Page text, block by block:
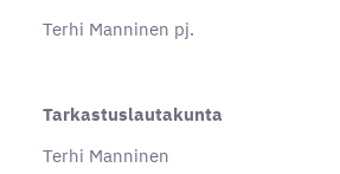
Terhi Manninen pj.
Tarkastuslautakunta
Terhi Manninen